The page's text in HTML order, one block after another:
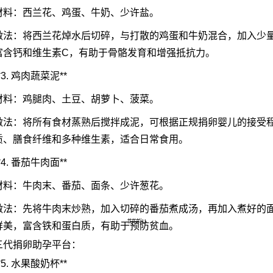
料：西兰花、鸡蛋、牛奶、少许盐。
法：将西兰花焯水后切碎，与打散的鸡蛋和牛奶混合，加入少
含钙和维生素C，有助于骨骼发育和增强抵抗力。
鸡肉蔬菜泥**
料：鸡腿肉、土豆、胡萝卜、菠菜。
法：将所有食材蒸熟后搅拌成泥，可根据正规捐卵婴儿的接受
、膳食纤维和多种维生素，适合日常食用。
番茄牛肉面**
料：牛肉末、番茄、面条、少许葱花。
法：先将牛肉末炒熟，加入切碎的番茄煮成汤，再加入煮好的
美，富含铁和蛋白质，有助于预防贫血。
代捐卵助孕平台：
水果酸奶杯**
###ju